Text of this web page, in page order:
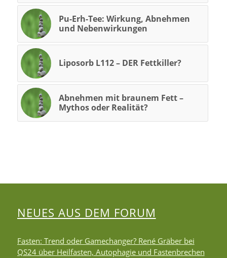
Pu-Erh-Tee: Wirkung, Abnehmen
und Nebenwirkungen
Liposorb L112 – DER Fettkiller?
Abnehmen mit braunem Fett –
Mythos oder Realität?
NEUES AUS DEM FORUM
Fasten: Trend oder Gamechanger? René Gräber bei
QS24 über Heilfasten, Autophagie und Fastenbrechen